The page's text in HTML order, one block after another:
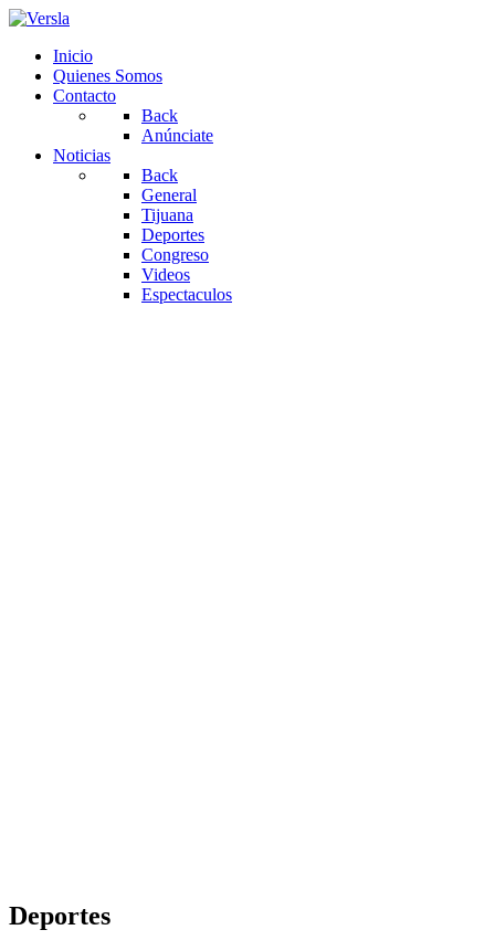
Inicio
Quienes Somos
Contacto
Back
Anúnciate
Noticias
Back
General
Tijuana
Deportes
Congreso
Videos
Espectaculos
Deportes